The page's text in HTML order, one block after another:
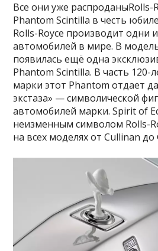
Все они уже распроданыRolls-
Phantom Scintilla в честь
Rolls-Royce производит одни
автомобилей в мире. В
появилась ещё одна
Phantom Scintilla. В часть 120-
марки этот Phantom отдает
экстаза» — символической
автомобилей марки. Spirit of
неизменным символом Rolls-
на всех моделях от Cullinan до